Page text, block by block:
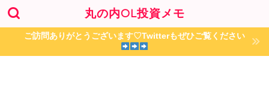
丸の内OL投資メモ
ご訪問ありがとうございます♡Twitterもぜひご覧ください